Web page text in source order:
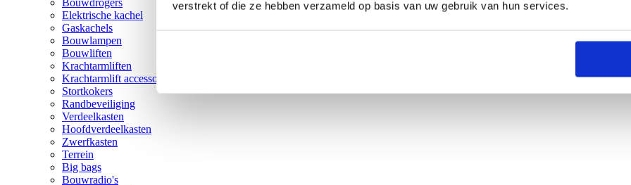
verstrekt of die ze hebben verzameld op basis van uw gebruik van hun services.
Bouwdrogers
Elektrische kachel
Gaskachels
Bouwlampen
Bouwliften
Krachtarmliften
Krachtarmlift accessoires
Stortkokers
Randbeveiliging
Verdeelkasten
Hoofdverdeelkasten
Zwerfkasten
Terrein
Big bags
Bouwradio's